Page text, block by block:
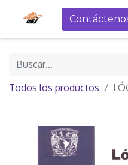
Todos los productos